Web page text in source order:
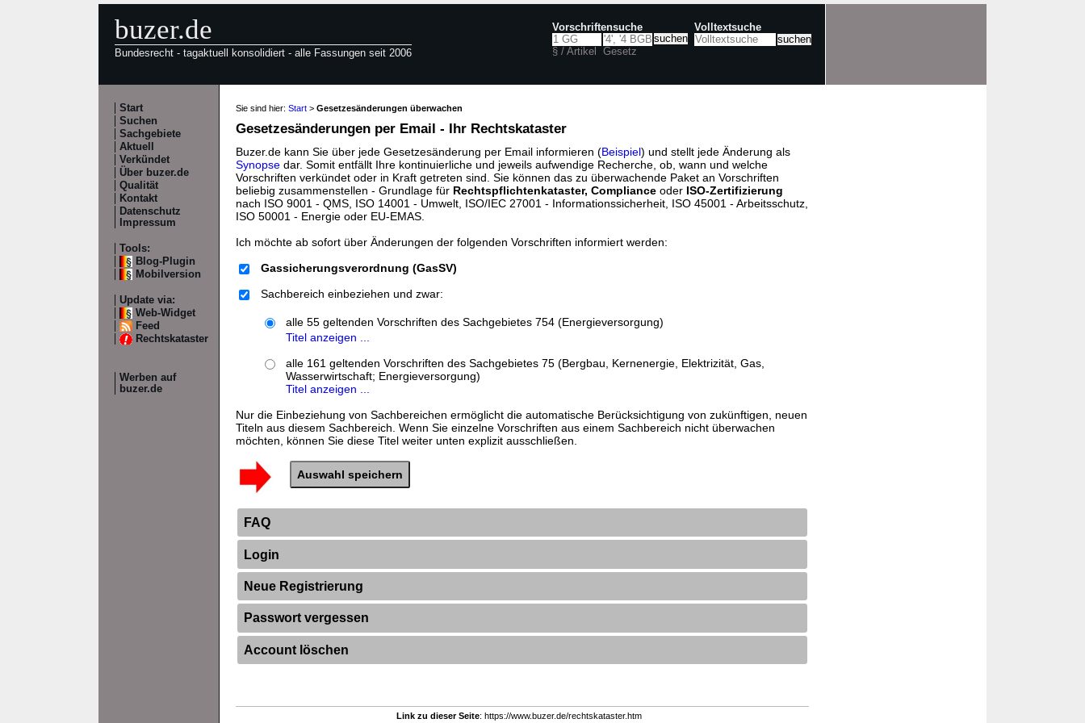
buzer.de
Bundesrecht - tagaktuell konsolidiert - alle Fassungen seit 2006
Vorschriftensuche
§ / Artikel Gesetz
Volltextsuche
Start
Suchen
Sachgebiete
Aktuell
Verkündet
Über buzer.de
Qualität
Kontakt
Datenschutz
Impressum
Tools:
Blog-Plugin
Mobilversion
Update via:
Web-Widget
Feed
Rechtskataster
Werben auf
buzer.de
Sie sind hier: Start > Gesetzesänderungen überwachen
Gesetzesänderungen per Email - Ihr Rechtskataster
Buzer.de kann Sie über jede Gesetzesänderung per Email informieren (Beispiel) und stellt jede Änderung als
Synopse dar. Somit entfällt Ihre kontinuierliche und jeweils aufwendige Recherche, ob, wann und welche
Vorschriften verkündet oder in Kraft getreten sind. Sie können das zu überwachende Paket an Vorschriften
beliebig zusammenstellen - Grundlage für Rechtspflichtenkataster, Compliance oder ISO-Zertifizierung
nach ISO 9001 - QMS, ISO 14001 - Umwelt, ISO/IEC 27001 - Informationssicherheit, ISO 45001 - Arbeitsschutz,
ISO 50001 - Energie oder EU-EMAS.
Ich möchte ab sofort über Änderungen der folgenden Vorschriften informiert werden:
Gassicherungsverordnung (GasSV)
Sachbereich einbeziehen und zwar:
alle 55 geltenden Vorschriften des Sachgebietes 754 (Energieversorgung)
Titel anzeigen ...
alle 161 geltenden Vorschriften des Sachgebietes 75 (Bergbau, Kernenergie, Elektrizität, Gas,
Wasserwirtschaft; Energieversorgung)
Titel anzeigen ...
Nur die Einbeziehung von Sachbereichen ermöglicht die automatische Berücksichtigung von zukünftigen, neuen
Titeln aus diesem Sachbereich. Wenn Sie einzelne Vorschriften aus einem Sachbereich nicht überwachen
möchten, können Sie diese Titel weiter unten explizit ausschließen.
FAQ
Login
Neue Registrierung
Passwort vergessen
Account löschen
Link zu dieser Seite: https://www.buzer.de/rechtskataster.htm